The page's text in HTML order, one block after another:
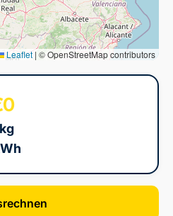
Leaflet | © OpenStreetMap contributors